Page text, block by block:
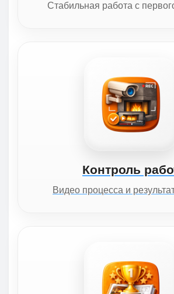
Стабильная работа с
Контроль
Видео процесса и